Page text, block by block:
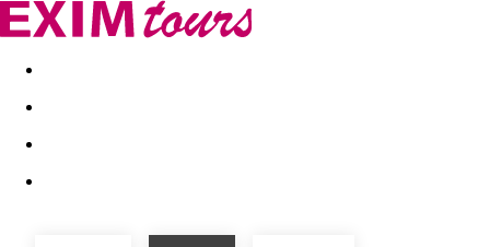
Akční nabídky Last minute